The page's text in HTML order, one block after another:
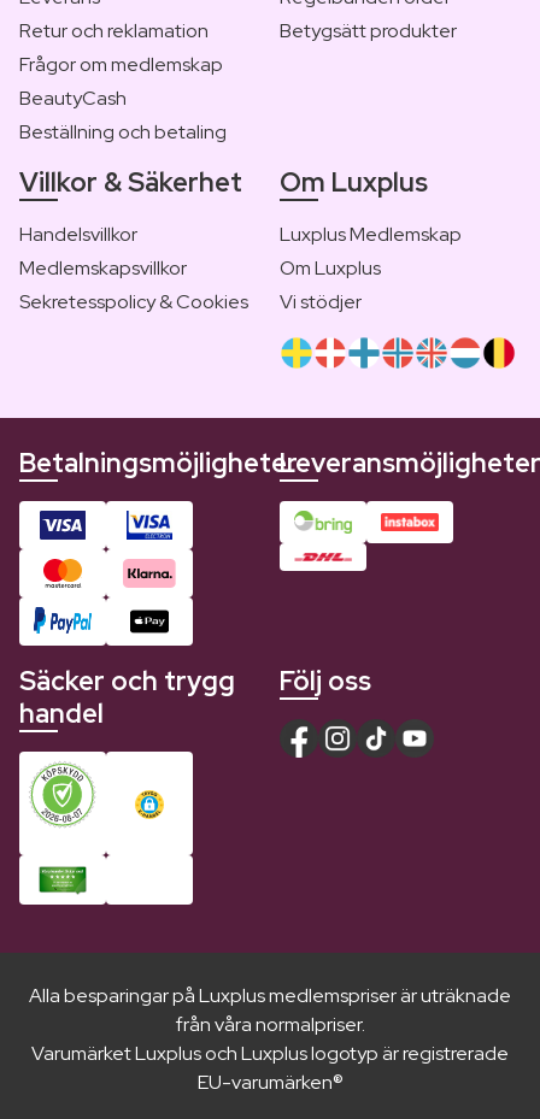
Retur och reklamation
Frågor om medlemskap
BeautyCash
Beställning och betaling
Betygsätt produkter
Villkor & Säkerhet
Handelsvillkor
Medlemskapsvillkor
Sekretesspolicy & Cookies
Om Luxplus
Luxplus Medlemskap
Om Luxplus
Vi stödjer
BetalningsmöjligheterLeveransmöjligheter
Säcker och trygg
handel
Följ oss
Alla besparingar på Luxplus medlemspriser är uträknade
från våra normalpriser.
Varumärket Luxplus och Luxplus logotyp är registrerade
EU-varumärken®